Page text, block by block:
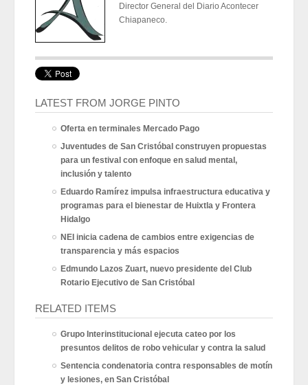
Director General del Diario Acontecer
Chiapaneco.
LATEST FROM JORGE PINTO
Oferta en terminales Mercado Pago
Juventudes de San Cristóbal construyen propuestas
para un festival con enfoque en salud mental,
inclusión y talento
Eduardo Ramírez impulsa infraestructura educativa y
programas para el bienestar de Huixtla y Frontera
Hidalgo
NEI inicia cadena de cambios entre exigencias de
transparencia y más espacios
Edmundo Lazos Zuart, nuevo presidente del Club
Rotario Ejecutivo de San Cristóbal
RELATED ITEMS
Grupo Interinstitucional ejecuta cateo por los
presuntos delitos de robo vehicular y contra la salud
Sentencia condenatoria contra responsables de motín
y lesiones, en San Cristóbal